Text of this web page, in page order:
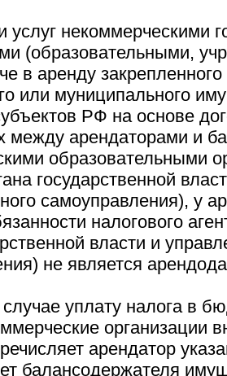
услуг некоммерческими
(образовательными,
в аренду
или муниципального
РФ на основе
между арендаторами и
образовательными
государственной
самоуправления), у
налогового
власти и
не является
уплату налога в
организации
арендатор
балансодержателя